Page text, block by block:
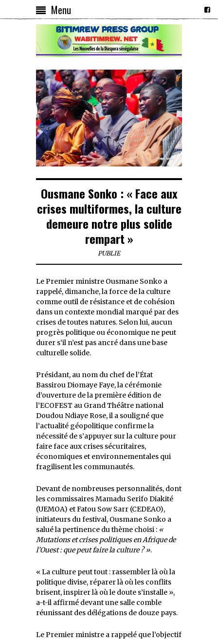
Menu
Ousmane Sonko : « Face aux
crises multiformes, la culture
demeure notre plus solide
rempart »
PUBLIE
Le Premier ministre Ousmane Sonko a
rappelé, dimanche, la force de la culture
comme outil de résistance et de cohésion
dans un contexte mondial marqué par des
crises de toutes natures. Selon lui, aucun
progrès politique ou économique ne peut
durer s’il n’est pas ancré dans une base
culturelle solide.
Présidant, au nom du chef de l’État
Bassirou Diomaye Faye, la cérémonie
d’ouverture de la première édition de
l’ECOFEST au Grand Théâtre national
Doudou Ndiaye Rose, il a souligné que
l’actualité géopolitique confirme la
nécessité de s’appuyer sur la culture pour
faire face aux crises sécuritaires,
économiques et environnementales qui
fragilisent les communautés.
Devant de nombreuses personnalités, dont
les commissaires Mamadu Serifo Diakité
(UEMOA) et Fatou Sow Sarr (CEDEAO),
initiateurs du festival, Ousmane Sonko a
salué la pertinence du thème choisi : «
Mutations et crises politiques en Afrique de
l’Ouest : que peut faire la culture ? ».
« La culture peut tout : rassembler là où la
politique divise, réparer là où les conflits
brisent, inspirer là où le doute s’installe »,
a-t-il affirmé devant une salle comble
réunissant des délégations de douze pays.
Le Premier ministre a rappelé que l’objectif